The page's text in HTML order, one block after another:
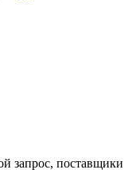
запрос, поставщики